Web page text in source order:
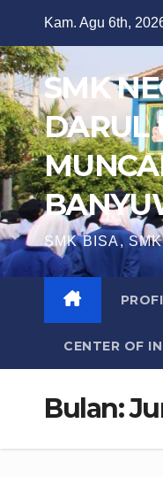
content
Kam. Agu 6th,
SMK
DARUL
SMK BISA,
CENTER OF
Bulan: